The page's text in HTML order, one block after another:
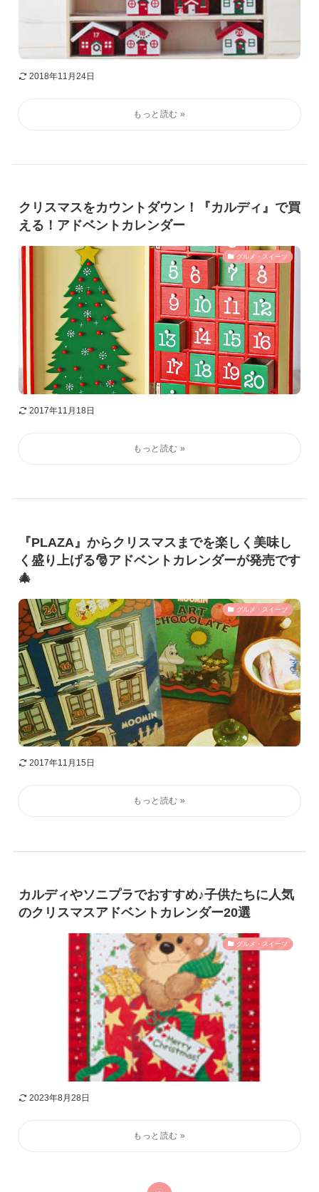
2018年11月24日
クリスマスをカウントダウン！『カルディ』で買
える！アドベントカレンダー
グルメ・スイーツ
2017年11月18日
『PLAZA』からクリスマスまでを楽しく美味し
く盛り上げる🎅アドベントカレンダーが発売です
🎄
グルメ・スイーツ
2017年11月15日
カルディやソニプラでおすすめ♪子供たちに人気
のクリスマスアドベントカレンダー20選
グルメ・スイーツ
2023年8月28日